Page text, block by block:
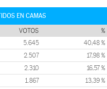
EN CAMAS
VOTOS %
5.645 40,48 %
2.507 17,98 %
2.310 16,57 %
1.867 13,39 %